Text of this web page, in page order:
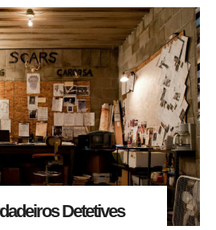
Detetives